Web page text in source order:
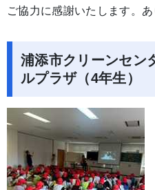
ご協力に感謝いたします。
浦添市クリーンセン
ルプラザ（4年生）